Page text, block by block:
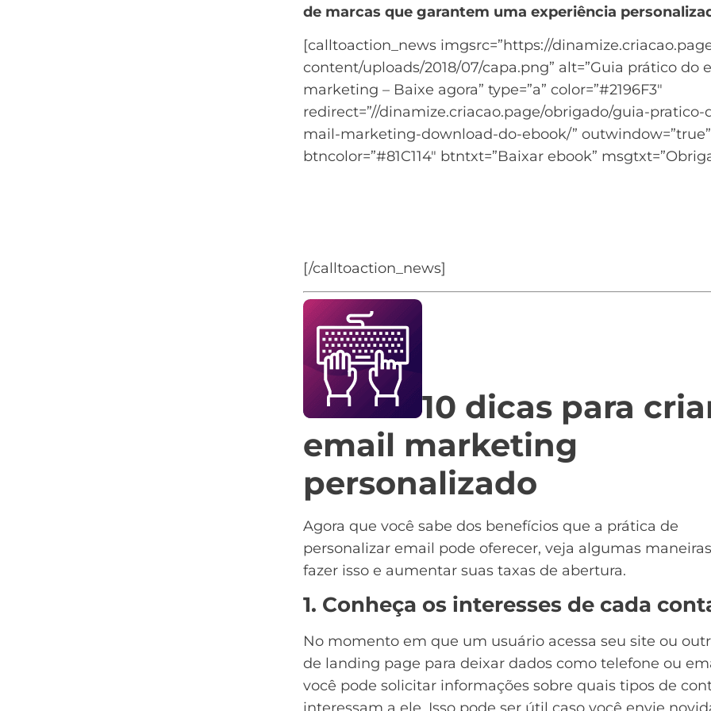
de marcas que garantem uma experiência
[calltoaction_news imgsrc=”https://
content/uploads/2018/07/capa.png” alt=”Guia prático do
marketing – Baixe agora” type=”a” color=”#2196F3″
redirect=”//dinamize.criacao.page/obrigado/guia-pratico-
mail-marketing-download-do-ebook/” outwindow=”true”
btncolor=”#81C114″ btntxt=”Baixar ebook”
[/calltoaction_news]
10 dicas para
email marketing
personalizado
Agora que você sabe dos benefícios que a prática de
personalizar email pode oferecer, veja algumas
fazer isso e aumentar suas taxas de abertura.
1. Conheça os interesses de cada
No momento em que um usuário acessa seu site ou
de landing page para deixar dados como telefone ou
você pode solicitar informações sobre quais tipos de